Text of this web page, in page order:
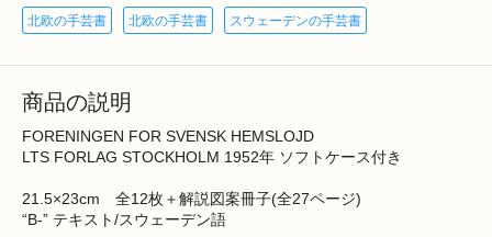
北欧の手芸書 北欧の手芸書 スウェーデンの手芸書
商品の説明
FORENINGEN FOR SVENSK HEMSLOJD
LTS FORLAG STOCKHOLM 1952年 ソフトケース付き
21.5×23cm 全12枚＋解説図案冊子(全27ページ)
“B-” テキスト/スウェーデン語